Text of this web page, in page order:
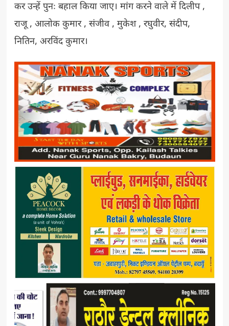
कर उन्हें पुनः बहाल किया जाए। मांग करने वाले में दिलीप ,
राजू , आलोक कुमार , संजीव , मुकेश , रघुवीर, संदीप,
नितिन, अरविंद कुमार।